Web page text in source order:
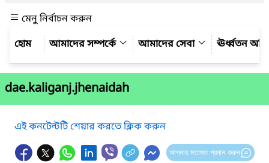
মেনু নির্বাচন করুন
আমাদের সম্পর্কে
আমাদের সেবা ঊর্ধ্বতন
dae.kaliganj.jhenaidah
এই কনটেন্টটি শেয়ার করতে ক্লিক করুন
আপনার মতামত প্রদান করুন